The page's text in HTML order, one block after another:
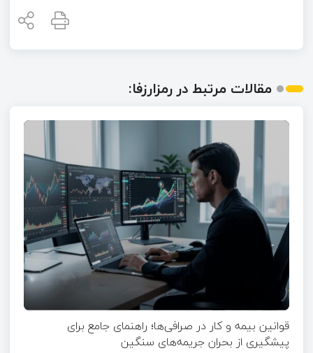
مقالات مرتبط در رمزارزفا:
قوانین بیمه و کار در صرافی‌ها؛ راهنمای جامع برای
پیشگیری از بحران جریمه‌های سنگین